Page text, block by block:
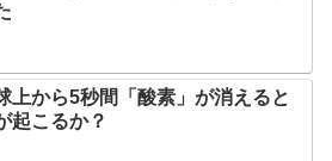
上から5秒間「酸素」が消えると
起こるか？